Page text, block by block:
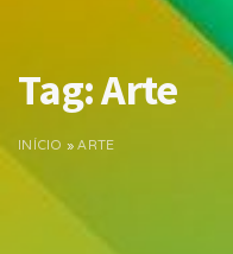
Tag:Arte
INÍCIO »ARTE